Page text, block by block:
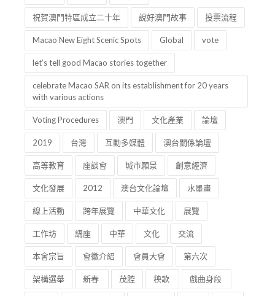
祝賀澳門特區成立二十年 說好澳門故事 投票流程
Macao New Eight Scenic Spots Global vote
let’s tell good Macao stories together
celebrate Macao SAR on its establishment for 20 years
with various actions
Voting Procedures 澳門 文化產業 論壇
2019 台灣 互動多媒體 澳台關係論壇
高等教育 座談會 城市願景 創意經濟
文化發展 2012 澳台文化論壇 水墨畫
線上活動 跨年展覽 中華文化 展覽
工作坊 講座 中華 文化 交流
本會宗旨 會徽介紹 會員大會 第六次
架構選舉 新春 茂腔 秧歌 戲曲身段